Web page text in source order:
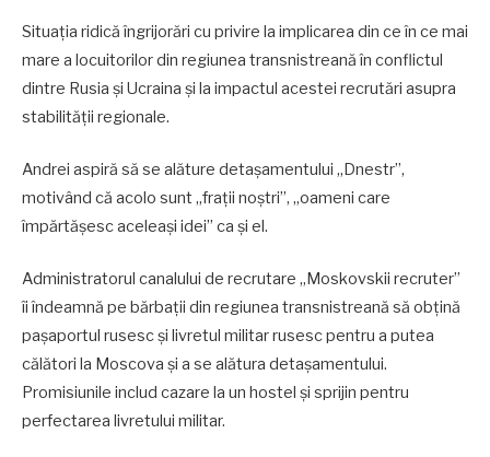
Situația ridică îngrijorări cu privire la implicarea din ce în ce mai
mare a locuitorilor din regiunea transnistreană în conflictul
dintre Rusia și Ucraina și la impactul acestei recrutări asupra
stabilității regionale.
Andrei aspiră să se alăture detașamentului „Dnestr”,
motivând că acolo sunt „frații noștri”, „oameni care
împărtășesc aceleași idei” ca și el.
Administratorul canalului de recrutare „Moskovskii recruter”
îi îndeamnă pe bărbații din regiunea transnistreană să obțină
pașaportul rusesc și livretul militar rusesc pentru a putea
călători la Moscova și a se alătura detașamentului.
Promisiunile includ cazare la un hostel și sprijin pentru
perfectarea livretului militar.